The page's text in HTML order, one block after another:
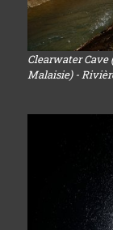
Clearwater
Malaisie) -